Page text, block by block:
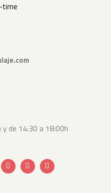
time
y de 14:30 a 18:00h